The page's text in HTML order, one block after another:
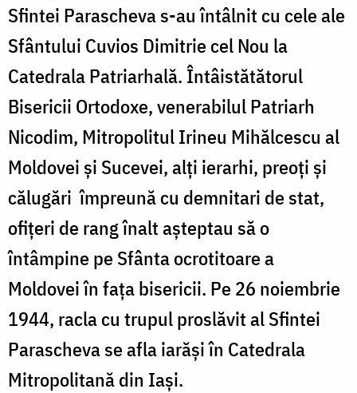
Sfintei Parascheva s-au întâlnit cu cele ale
Sfântului Cuvios Dimitrie cel Nou la
Catedrala Patriarhală. Întâistătătorul
Bisericii Ortodoxe, venerabilul Patriarh
Nicodim, Mitropolitul Irineu Mihălcescu al
Moldovei şi Sucevei, alți ierarhi, preoți și
călugări împreună cu demnitari de stat,
ofiţeri de rang înalt așteptau să o
întâmpine pe Sfânta ocrotitoare a
Moldovei în fața bisericii. Pe 26 noiembrie
1944, racla cu trupul proslăvit al Sfintei
Parascheva se afla iarăși în Catedrala
Mitropolitană din Iași.